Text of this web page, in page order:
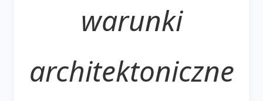
warunki
architektoniczne